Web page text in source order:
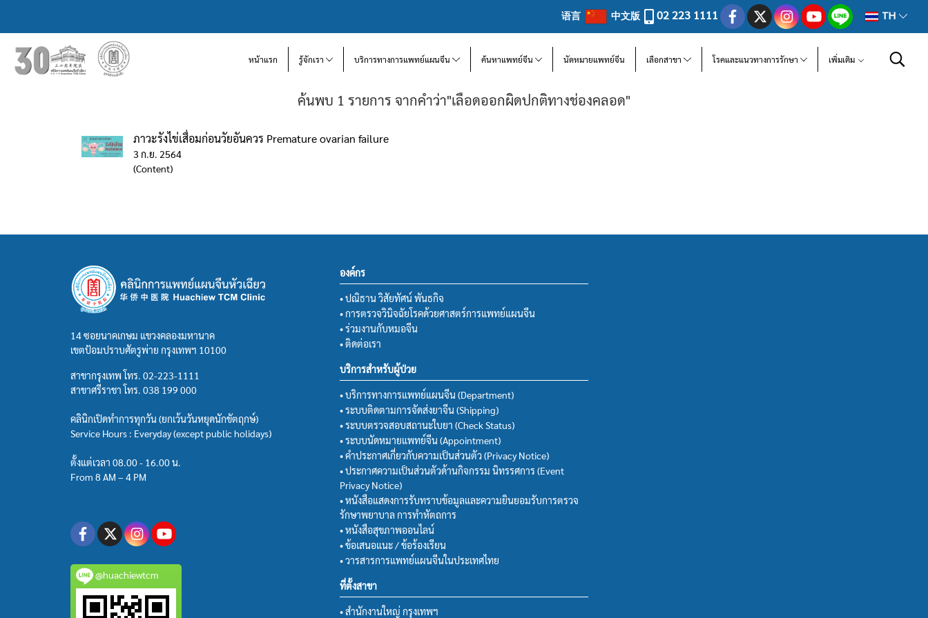
语言 中文版 02 223 1111 TH
หน้าแรก รู้จักเรา บริการทางการแพทย์แผนจีน ค้นหาแพทย์จีน นัดหมายแพทย์จีน เลือกสาขา โรคและแนวทางการรักษา เพิ่มเติม
ค้นพบ 1 รายการ จากคำว่า"เลือดออกผิดปกติทางช่องคลอด"
ภาวะรังไข่เสื่อมก่อนวัยอันควร Premature ovarian failure
3 ก.ย. 2564
(Content)
14 ซอยนาคเกษม แขวงคลองมหานาค
เขตป้อมปราบศัตรูพ่าย กรุงเทพฯ 10100
สาขากรุงเทพ โทร. 02-223-1111
สาขาศรีราชา โทร. 038 199 000
คลินิกเปิดทำการทุกวัน (ยกเว้นวันหยุดนักขัตฤกษ์)
Service Hours : Everyday (except public holidays)
ตั้งแต่เวลา 08.00 - 16.00 น.
From 8 AM – 4 PM
@huachiewtcm
องค์กร
• ปณิธาน วิสัยทัศน์ พันธกิจ
• การตรวจวินิจฉัยโรคด้วยศาสตร์การแพทย์แผนจีน
• ร่วมงานกับหมอจีน
• ติดต่อเรา
บริการสำหรับผู้ป่วย
• บริการทางการแพทย์แผนจีน (Department)
• ระบบติดตามการจัดส่งยาจีน (Shipping)
• ระบบตรวจสอบสถานะใบยา (Check Status)
• ระบบนัดหมายแพทย์จีน (Appointment)
• คำประกาศเกี่ยวกับความเป็นส่วนตัว (Privacy Notice)
• ประกาศความเป็นส่วนตัวด้านกิจกรรม นิทรรศการ (Event
Privacy Notice)
• หนังสือแสดงการรับทราบข้อมูลและความยินยอมรับการตรวจ
รักษาพยาบาล การทำหัตถการ
• หนังสือสุขภาพออนไลน์
• ข้อเสนอแนะ / ข้อร้องเรียน
• วารสารการแพทย์แผนจีนในประเทศไทย
ที่ตั้งสาขา
• สำนักงานใหญ่ กรุงเทพฯ